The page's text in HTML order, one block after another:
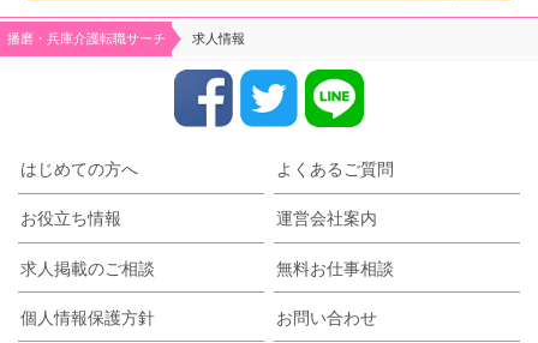
播磨・兵庫介護転職サーチ 求人情報
はじめての方へ よくあるご質問
お役立ち情報 運営会社案内
求人掲載のご相談 無料お仕事相談
個人情報保護方針 お問い合わせ